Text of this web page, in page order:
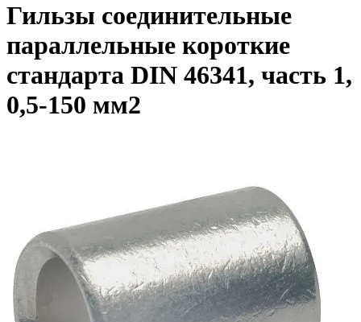
Гильзы соединительные
параллельные короткие
стандарта DIN 46341, часть 1,
0,5-150 мм2